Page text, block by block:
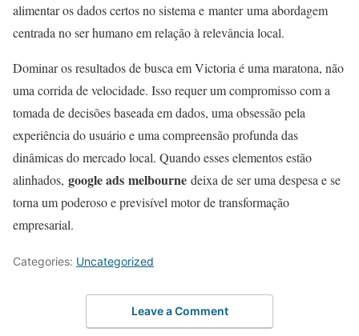
alimentar os dados certos no sistema e manter uma abordagem
centrada no ser humano em relação à relevância local.
Dominar os resultados de busca em Victoria é uma maratona, não
uma corrida de velocidade. Isso requer um compromisso com a
tomada de decisões baseada em dados, uma obsessão pela
experiência do usuário e uma compreensão profunda das
dinâmicas do mercado local. Quando esses elementos estão
alinhados, google ads melbourne deixa de ser uma despesa e se
torna um poderoso e previsível motor de transformação
empresarial.
Categories: Uncategorized
Leave a Comment